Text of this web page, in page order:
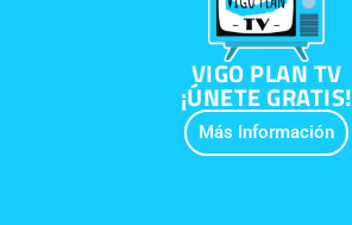
VIGO PLAN TV
¡ÚNETE GRATIS!
Más Información